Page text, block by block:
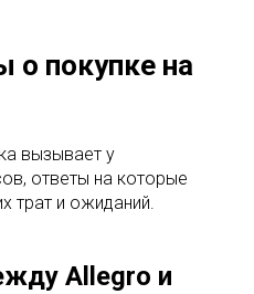
о покупке на
вызывает у
ответы на которые
трат и ожиданий.
Allegro и